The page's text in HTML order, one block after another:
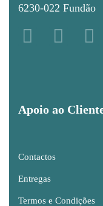
6230-022 Fundão
Apoio ao
Contactos
Entregas
Termos e Condições